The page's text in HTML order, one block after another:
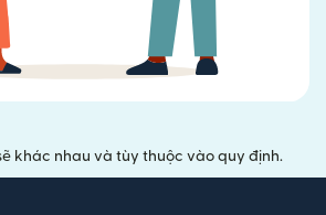
khác nhau và tùy thuộc vào quy định.